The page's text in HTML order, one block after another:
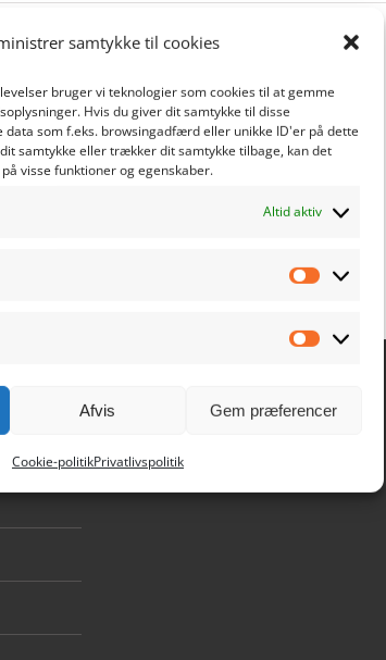
samtykke til cookies
bruger vi teknologier som cookies til at gemme
Hvis du giver dit samtykke til disse
data som f.eks. browsingadfærd eller unikke ID'er på dette
samtykke eller trækker dit samtykke tilbage, kan det
visse funktioner og egenskaber.
Altid aktiv
Afvis Gem præferencer
Cookie-politikPrivatlivspolitik